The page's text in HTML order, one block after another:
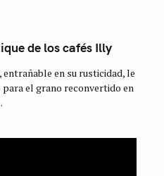
de los cafés Illy
en su rusticidad, le
el grano reconvertido en